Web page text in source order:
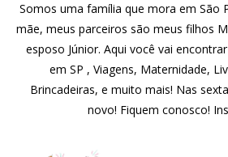
Somos uma família que mora em São
mãe, meus parceiros são meus filhos
esposo Júnior. Aqui você vai
em SP , Viagens, Maternidade,
Brincadeiras, e muito mais! Nas
novo! Fiquem conosco!